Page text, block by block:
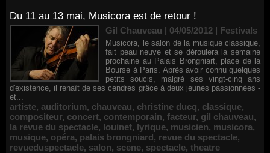
Du 11 au 13 mai, Musicora est de retour !
Gil Chauveau | 04/05/2012 | Festivals
Musicora, le salon de la musique classique,
fait peau neuve et se déroulera la semaine
prochaine au Palais Brongniart, place de la
Bourse à Paris. Après avoir connu quelques
petits soucis, malgré ses vingt-cinq ans
d'existence, il renaît de ses cendres grâce à deux jeunes passionnées -
et...
artiste, auditorium, chauveau, christine ducq, classique,
compositeur, concert, contemporain, facteur, gil chauveau,
la revue du spectacle, louinet, lyrique, musicien, musicora,
musique, opéra, palais brongniard, revue du spectacle,
revueduspectacle, salon, scene, spectacle, theatre